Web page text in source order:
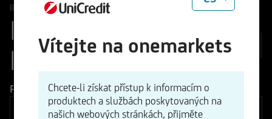
INVESTIČNÍ PRODUKTY/Všechny investiční produkty
INVESTIČNÍ
PRODUKTY
Podkladové aktivum
Vítejte na onemarkets
Chcete-li získat přístup k informacím o
produktech a službách poskytovaných na
našich webových stránkách, přijměte